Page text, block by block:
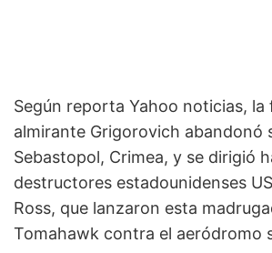
Según reporta Yahoo noticias, la
almirante Grigorovich abandonó
Sebastopol, Crimea, y se dirigió
destructores estadounidenses
Ross, que lanzaron esta
Tomahawk contra el aeródromo